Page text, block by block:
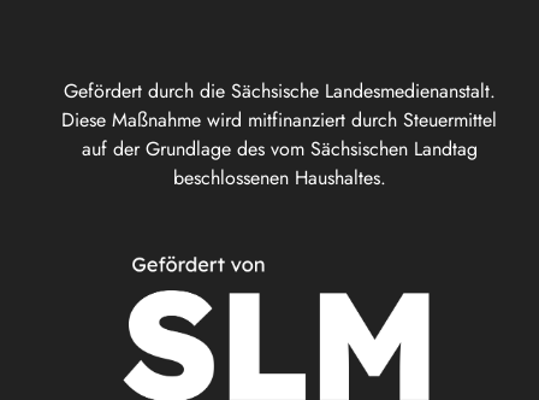
Gefördert durch die Sächsische Landesmedienanstalt.
Diese Maßnahme wird mitfinanziert durch Steuermittel
auf der Grundlage des vom Sächsischen Landtag
beschlossenen Haushaltes.